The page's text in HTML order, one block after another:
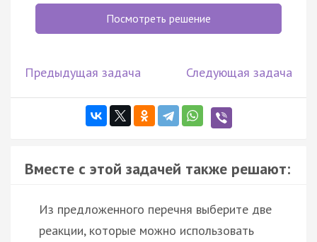
Посмотреть решение
Предыдущая задача Следующая задача
Вместе с этой задачей также решают:
Из предложенного перечня выберите две
реакции, которые можно использовать